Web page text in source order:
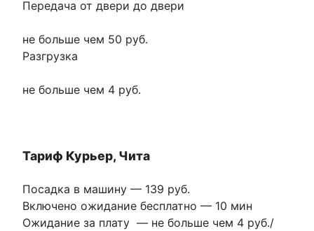
Передача от двери до двери
не больше чем 50 руб.
Разгрузка
не больше чем 4 руб.
Тариф Курьер, Чита
Посадка в машину — 139 руб.
Включено ожидание бесплатно — 10 мин
Ожидание за плату — не больше чем 4 руб./